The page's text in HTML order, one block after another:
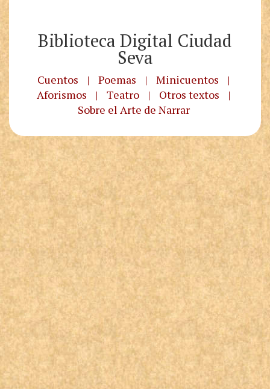
Biblioteca Digital Ciudad
Seva
Cuentos | Poemas | Minicuentos
|
Aforismos
| Teatro | Otros textos
|
Sobre el Arte de Narrar